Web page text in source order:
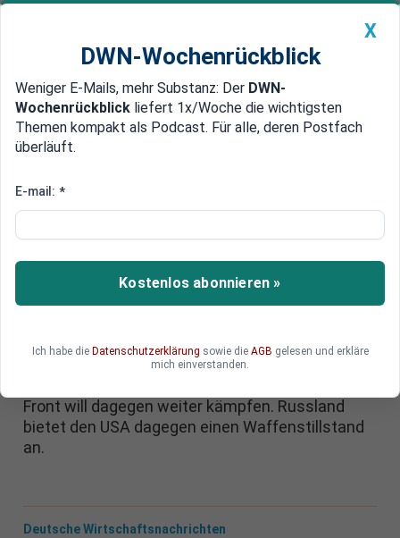
Newsticker MEIN DWN: Geldanlage Premium
Edelmetalle DWN-Magazin China
Schlacht um Aleppo
Syrien verhandelt mit Söldnern
über Abzug, al-Nusra will
kämpfen
Die syrische Armee verhandelt offenbar mit
Aleppo. Das würde bedeuten, dass sich
mindestens Teile der Söldner geschlagen geben.
Front will dagegen weiter kämpfen. Russland
bietet den USA dagegen einen Waffenstillstand
an.
Deutsche Wirtschaftsnachrichten
X
DWN-Wochenrückblick
Weniger E-Mails, mehr Substanz: Der DWN-
Wochenrückblick liefert 1x/Woche die wichtigsten
Themen kompakt als Podcast. Für alle, deren Postfach
überläuft.
E-mail: *
Kostenlos abonnieren »
Ich habe die Datenschutzerklärung sowie die AGB gelesen und erkläre
mich einverstanden.